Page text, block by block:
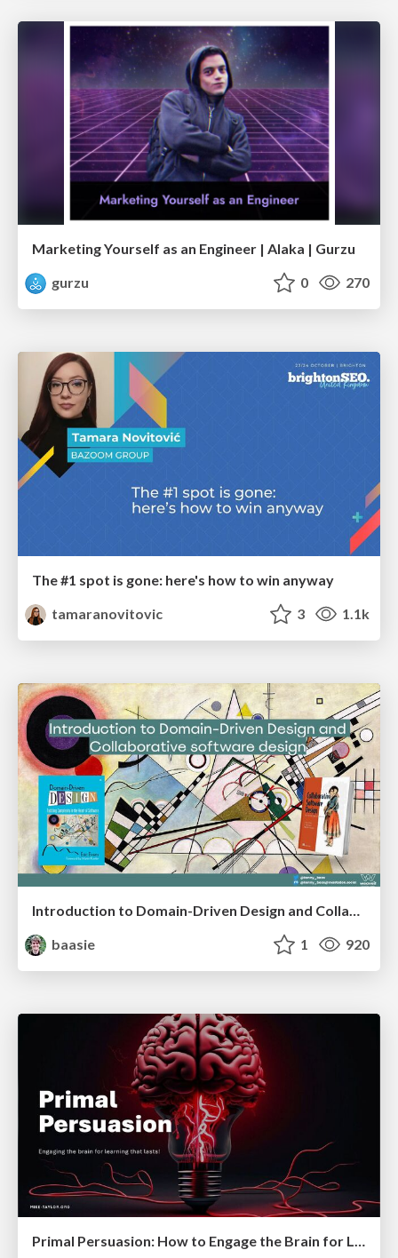
Marketing Yourself as an Engineer | Alaka | Gurzu
gurzu
0 270
The #1 spot is gone: here's how to win anyway
tamaranovitovic
3 1.1k
Introduction to Domain-Driven Design and Collaborative software design
baasie
1 920
Primal Persuasion: How to Engage the Brain for Learning That Lasts